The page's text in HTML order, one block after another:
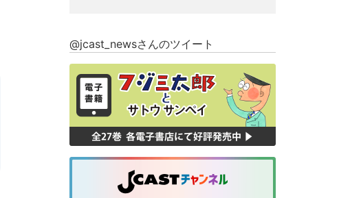
@jcast_newsさんのツイート